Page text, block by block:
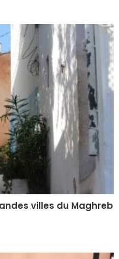
villes du Maghreb